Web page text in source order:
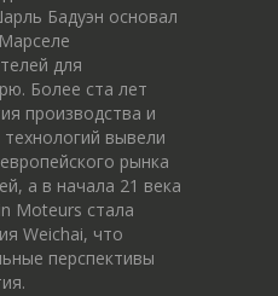
Бадуэн основал
для
Более ста лет
производства и
вывели
рынка
а в начала 21 века
Moteurs стала
Weichai, что
перспективы